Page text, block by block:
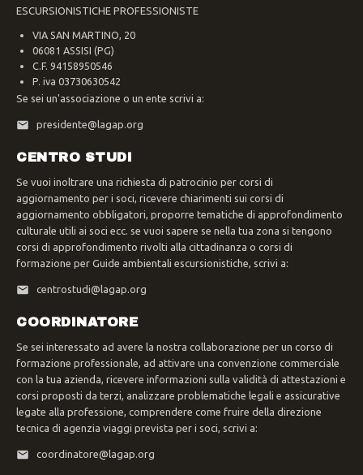
ESCURSIONISTICHE PROFESSIONISTE
VIA SAN MARTINO, 20
06081 ASSISI (PG)
C.F. 94158950546
P. iva 03730630542
Se sei un'associazione o un ente scrivi a:
presidente@lagap.org
CENTRO STUDI
Se vuoi inoltrare una richiesta di patrocinio per corsi di
aggiornamento per i soci, ricevere chiarimenti sui corsi di
aggiornamento obbligatori, proporre tematiche di approfondimento
culturale utili ai soci ecc. se vuoi sapere se nella tua zona si tengono
corsi di approfondimento rivolti alla cittadinanza o corsi di
formazione per Guide ambientali escursionistiche, scrivi a:
centrostudi@lagap.org
COORDINATORE
Se sei interessato ad avere la nostra collaborazione per un corso di
formazione professionale, ad attivare una convenzione commerciale
con la tua azienda, ricevere informazioni sulla validità di attestazioni e
corsi proposti da terzi, analizzare problematiche legali e assicurative
legate alla professione, comprendere come fruire della direzione
tecnica di agenzia viaggi prevista per i soci, scrivi a:
coordinatore@lagap.org